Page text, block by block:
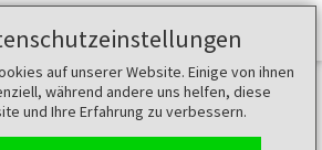
auf unserer Website. Einige von ihnen
während andere uns helfen, diese
und Ihre Erfahrung zu verbessern.